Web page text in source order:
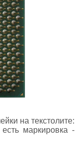
на текстолите:
маркировка -